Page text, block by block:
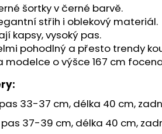
šortky v černé barvě.
střih i oblekový materiál.
kapsy, vysoký pas.
pohodlný a přesto trendy
modelce o výšce 167 cm
pas 33-37 cm, délka 40 cm,
pas 37-39 cm, délka 40 cm,